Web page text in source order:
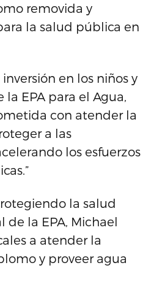
removida y
la salud pública en
en los niños y
EPA para el Agua,
con atender la
a las
los esfuerzos
la salud
de la EPA, Michael
a atender la
y proveer agua